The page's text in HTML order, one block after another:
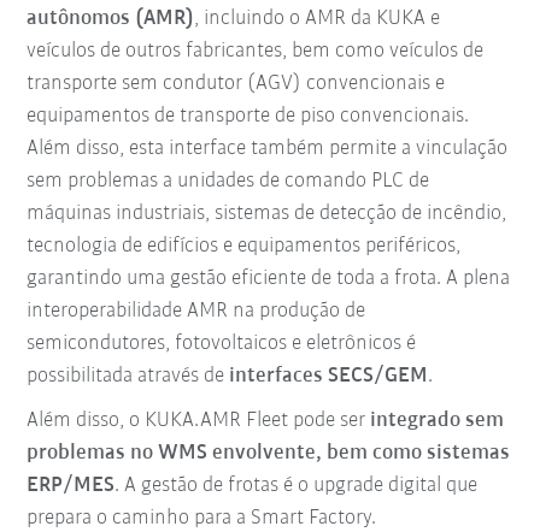
autônomos (AMR), incluindo o AMR da KUKA e
veículos de outros fabricantes, bem como veículos de
transporte sem condutor (AGV) convencionais e
equipamentos de transporte de piso convencionais.
Além disso, esta interface também permite a vinculação
sem problemas a unidades de comando PLC de
máquinas industriais, sistemas de detecção de incêndio,
tecnologia de edifícios e equipamentos periféricos,
garantindo uma gestão eficiente de toda a frota. A plena
interoperabilidade AMR na produção de
semicondutores, fotovoltaicos e eletrônicos é
possibilitada através de interfaces SECS/GEM.
Além disso, o KUKA.AMR Fleet pode ser integrado sem
problemas no WMS envolvente, bem como sistemas
ERP/MES. A gestão de frotas é o upgrade digital que
prepara o caminho para a Smart Factory.